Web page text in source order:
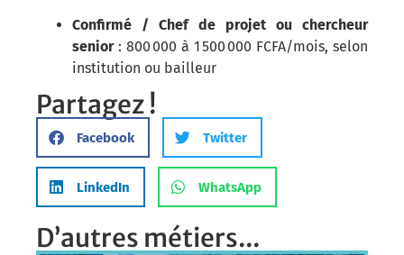
Confirmé / Chef de projet ou chercheur
senior: 800 000 à 1 500 000 FCFA/mois, selon
institution ou bailleur
Partagez !
Facebook Twitter
LinkedIn WhatsApp
D’autres métiers...